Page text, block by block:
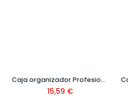
Caja organizador Profesional
15,59 €